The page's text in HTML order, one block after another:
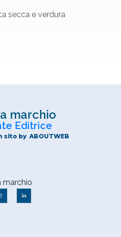
secca e verdura
marchio
Editrice
sito by ABOUTWEB